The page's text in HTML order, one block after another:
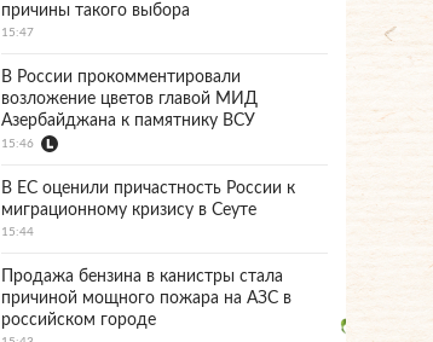
причины такого выбора
15:47
В России прокомментировали
возложение цветов главой МИД
Азербайджана к памятнику ВСУ
15:46
В ЕС оценили причастность России к
миграционному кризису в Сеуте
15:44
Продажа бензина в канистры стала
причиной мощного пожара на АЗС в
российском городе